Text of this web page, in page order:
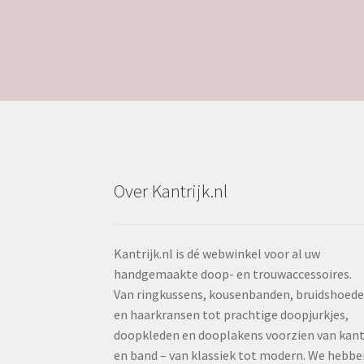
Over Kantrijk.nl
Kantrijk.nl is dé webwinkel voor al uw
handgemaakte doop- en trouwaccessoires.
Van ringkussens, kousenbanden,
en haarkransen tot prachtige doopjurkjes,
doopkleden en dooplakens voorzien van kant
en band – van klassiek tot modern. We